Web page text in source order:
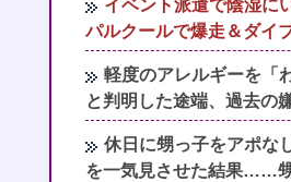
イベント派遣で陰湿に
パルクールで爆走＆ダイ
軽度のアレルギーを「
と判明した途端、過去の
休日に甥っ子をアポな
を一気見させた結果……